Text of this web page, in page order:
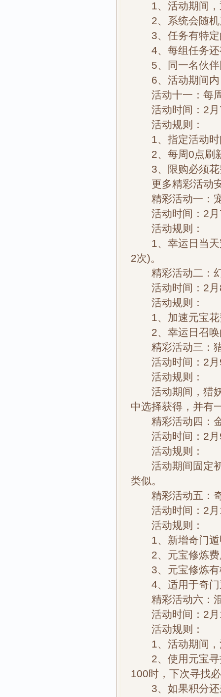
1、活动期间，
2、系统会随机
3、任务有特定
4、每组任务还
5、同一名伙伴
6、活动期间内
活动十一：每
活动时间：2月
活动规则：
1、指定活动时
2、每周0点刷新
3、限购必须花
更多精彩活动
精彩活动一：宠
活动时间：2月
活动规则：
1、幸运日当天
2次)。
精彩活动二：幻
活动时间：2月
活动规则：
1、加速元宝花
2、幸运日召唤
精彩活动三：
活动时间：2月
活动规则：
活动期间，猎妖
中选择获得，并有
精彩活动四：
活动时间：2月
活动规则：
活动期间固定初
类似。
精彩活动五：奇
活动时间：2月
活动规则：
1、新增奇门遁
2、元宝修炼费
3、元宝修炼有
4、适用于奇门
精彩活动六：混
活动时间：2月
活动规则：
1、活动期间，
2、使用元宝寻
100时，下次寻找
3、如果积分还